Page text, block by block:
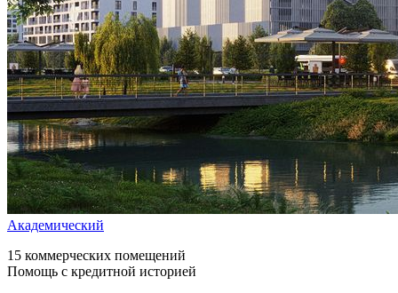
Академический
15 коммерческих помещений
Помощь с кредитной историей